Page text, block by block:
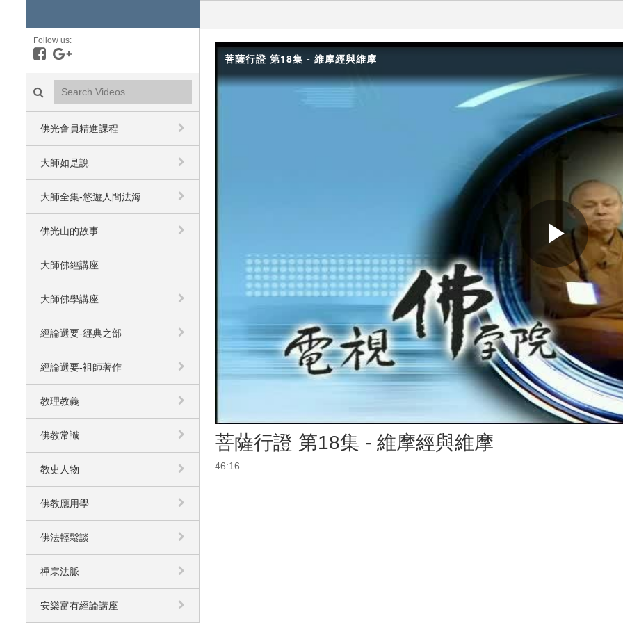
Follow us:
Like on Facebook
Follow on Google+
Search videos icon
佛光會員精進課程
大師如是說
大師全集-悠遊人間法海
佛光山的故事
大師佛經講座
大師佛學講座
經論選要-經典之部
經論選要-袓師著作
教理教義
佛教常識
教史人物
佛教應用學
佛法輕鬆談
禪宗法脈
安樂富有經論講座
菩薩行證 第18集 - 維摩經與維摩
Play
菩薩行證 第18集 - 維摩經與維摩
46:16